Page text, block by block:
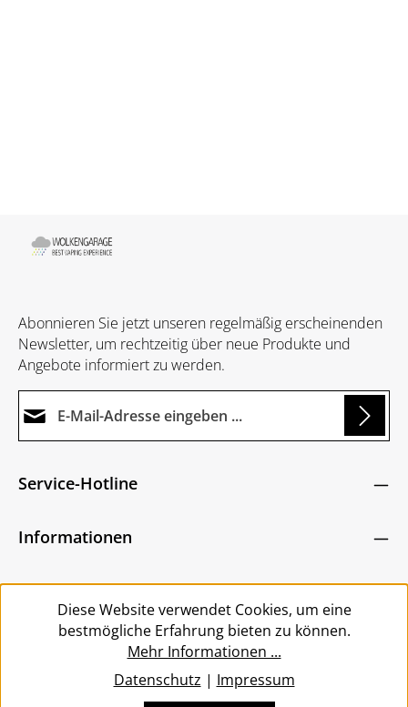
Abonnieren Sie jetzt unseren regelmäßig erscheinenden
Newsletter, um rechtzeitig über neue Produkte und
Angebote informiert zu werden.
Ich habe dieDatenschutzbestimmungen
bin mit ihnen einverstanden.
Zeichen ein*
Die mit einem Stern (*) markierten Felder sind
Service-Hotline
Informationen
Service
Diese Website verwendet Cookies, um eine
bestmögliche Erfahrung bieten zu können.
Mehr Informationen ...
Datenschutz | Impressum